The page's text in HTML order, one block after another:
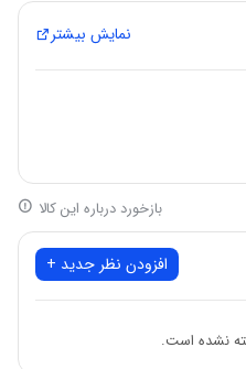
نمایش بیشتر
بازخورد درباره این کالا
افزودن نظر جدید +
نشده است.